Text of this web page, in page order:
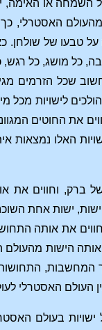
השמחה או האימה,
מהעולם האסטרלי,
טבעו של שולחן.
מושג, כל רגש, כל
שכל הזרמים
הולכים לישויות
את החוטים
האלו
ברק, וחווים
ישות אחת
הישות מהעולם
התחושות,
העולם האסטרלי
בעולם